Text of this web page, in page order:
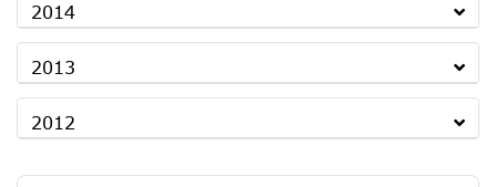
2014
2013
2012